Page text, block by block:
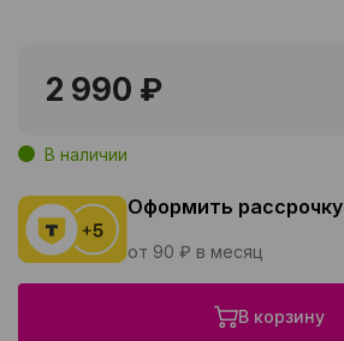
2 990 ₽
В наличии
Оформить рассрочку
от 90 ₽ в месяц
В корзину